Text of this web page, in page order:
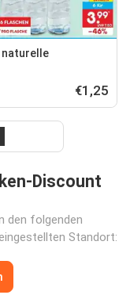
€1,25
Discount
den folgenden
Standort: